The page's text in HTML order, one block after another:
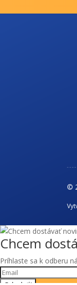
©
Chcem
Príhlaste sa k odberu